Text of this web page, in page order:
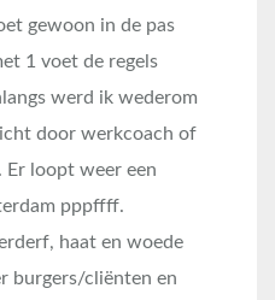
gewoon in de pas
1 voet de regels
werd ik wederom
door werkcoach of
Er loopt weer een
pppffff.
haat en woede
burgers/cliënten en